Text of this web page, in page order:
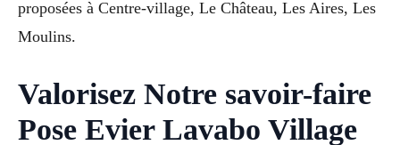
proposées à Centre-village, Le Château, Les Aires, Les
Moulins.
Valorisez Notre savoir-faire
Pose Evier Lavabo Village